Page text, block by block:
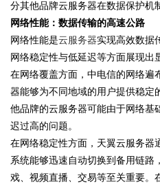
分其他品牌云服务器在数据保护机
网络性能：数据传输的高速公路
网络性能是云服务器实现高效数据
网络稳定性与低延迟等方面展现出
在网络覆盖方面，中电信的网络遍
器能够为不同地域的用户提供稳定
他品牌的云服务器可能由于网络基
迟过高的问题。
在网络稳定性方面，天翼云服务器
系统能够迅速自动切换到备用链路
戏、视频直播、交易等至关重要。